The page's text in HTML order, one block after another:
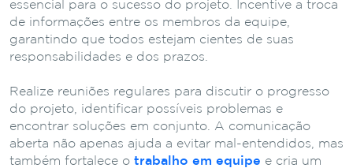
essencial para o sucesso do projeto. Incentive a troca
de informações entre os membros da equipe,
garantindo que todos estejam cientes de suas
responsabilidades e dos prazos.
Realize reuniões regulares para discutir o progresso
do projeto, identificar possíveis problemas e
encontrar soluções em conjunto. A comunicação
aberta não apenas ajuda a evitar mal-entendidos, mas
também fortalece o trabalho em equipe e cria um